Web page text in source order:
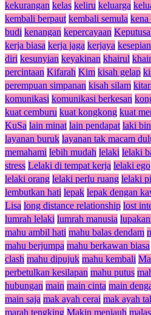
kekurangan kelas keliru keluarga
kembali berpaut kembali semula kena
budi kenangan kepercayaan
kerja biasa kerja jaga kerjaya kesepian
diri kesunyian keyakinan khairul
percintaan Kifarah Kim kisah gelap
perempuan simpanan kisah silam
komunikasi komunikasi berkesan
kuat cemburu kuat kongkong kuat
KuSa lain minat lain pendapat laki
layanan buruk layanan tak macam
memahami lebih mudah lelaki lelaki
stress Lelaki di tempat kerja lelaki ego
lelaki orang lelaki perlu ruang lelaki
lembutkan hati lepak lepak dengan
Lisa long distance relationship lost
lumrah lelaki lumrah manusia
mahu ambil hati mahu balas dendam
mahu berjumpa mahu berkawan biasa
clash mahu dipujuk mahu kembali
perbetulkan kesilapan mahu putus
hubungan main main cinta main
main saja mak ayah cerai mak ayah
marah tengking Makin menjauh malas